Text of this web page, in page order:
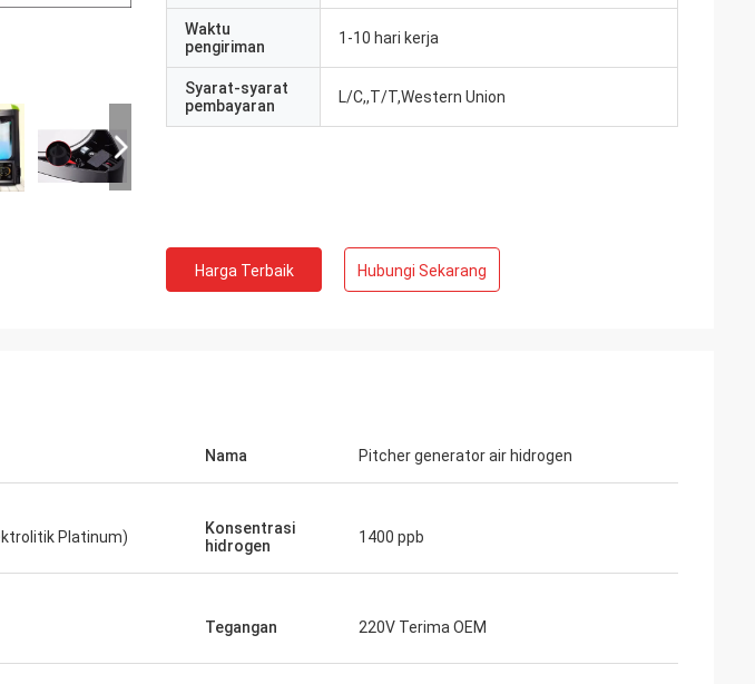
Waktu
pengiriman
1-10 hari kerja
Syarat-syarat
pembayaran
L/C,,T/T,Western Union
Harga Terbaik Hubungi Sekarang
Nama Pitcher generator air hidrogen
Platinum)
Konsentrasi
hidrogen
1400 ppb
Tegangan 220V Terima OEM